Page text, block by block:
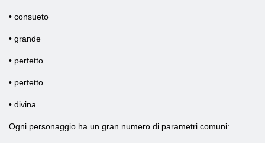
• consueto
• grande
• perfetto
• perfetto
• divina
Ogni personaggio ha un gran numero di parametri comuni: